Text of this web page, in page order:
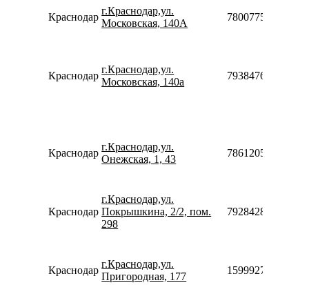
Краснодар
г.Краснодар,ул.
Московская, 140А
78007753553
Краснодар
г.Краснодар,ул.
Московская, 140а
Краснодар
г.Краснодар,ул.
Онежская, 1, 43
78612050160
Краснодар
г.Краснодар,ул.
Покрышкина, 2/2, пом.
298
79284289090
Краснодар
г.Краснодар,ул.
Пригородная, 177
159992755870